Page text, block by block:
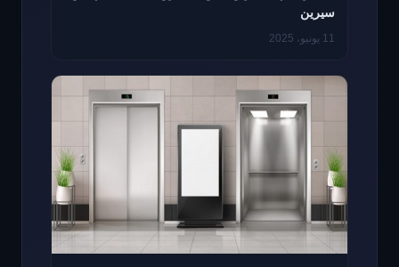
سيرين
11 يونيو، 2025